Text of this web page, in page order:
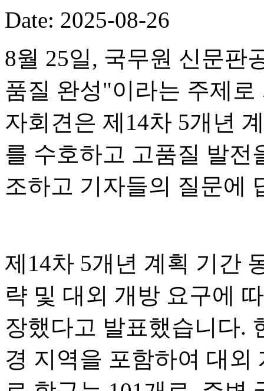
Date: 2025-08-26
8월 25일, 국무원 신문판
품질 완성"이라는 주제
자회견은 제14차 5개년
를 수호하고 고품질 발전
조하고 기자들의 질문에
제14차 5개년 계획 기간
략 및 대외 개방 요구에
장했다고 발표했습니다.
경 지역을 포함하여 대외